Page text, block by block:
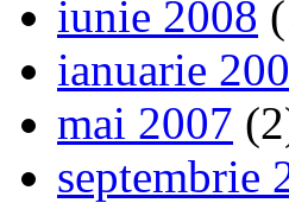
iunie 2008
ianuarie
mai 2007
septembrie